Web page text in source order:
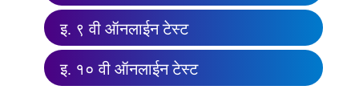
इ. ९ वी ऑनलाईन टेस्ट
इ. १० वी ऑनलाईन टेस्ट